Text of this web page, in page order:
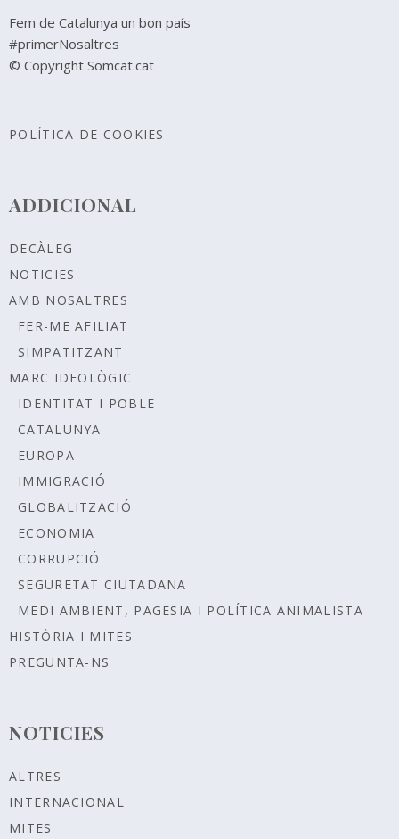
Fem de Catalunya un bon país
#primerNosaltres
© Copyright Somcat.cat
POLÍTICA DE COOKIES
ADDICIONAL
DECÀLEG
NOTICIES
AMB NOSALTRES
FER-ME AFILIAT
SIMPATITZANT
MARC IDEOLÒGIC
IDENTITAT I POBLE
CATALUNYA
EUROPA
IMMIGRACIÓ
GLOBALITZACIÓ
ECONOMIA
CORRUPCIÓ
SEGURETAT CIUTADANA
MEDI AMBIENT, PAGESIA I POLÍTICA ANIMALISTA
HISTÒRIA I MITES
PREGUNTA-NS
NOTICIES
ALTRES
INTERNACIONAL
MITES